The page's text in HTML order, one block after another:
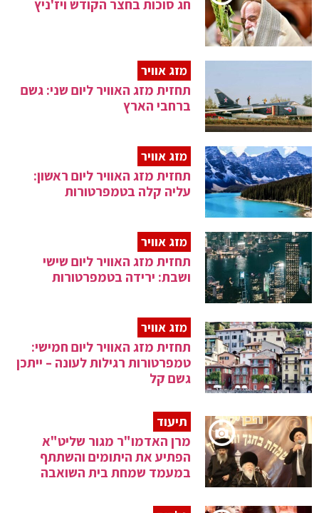
חג סוכות בחצר הקודש ויז'ניץ
מזג אוויר
תחזית מזג האוויר ליום שני: גשם
ברחבי הארץ
מזג אוויר
תחזית מזג האוויר ליום ראשון:
עליה קלה בטמפרטורות
מזג אוויר
תחזית מזג האוויר ליום שישי
ושבת: ירידה בטמפרטורות
מזג אוויר
תחזית מזג האוויר ליום חמישי:
טמפרטורות רגילות לעונה – ייתכן
גשם קל
תיעוד
מרן האדמו"ר מגור שליט"א
הפתיע את היתומים והשתתף
במעמד שמחת בית השואבה